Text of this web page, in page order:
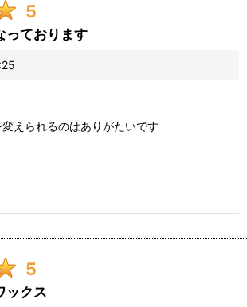
5
っております
えられるのはありがたいです
5
ックス